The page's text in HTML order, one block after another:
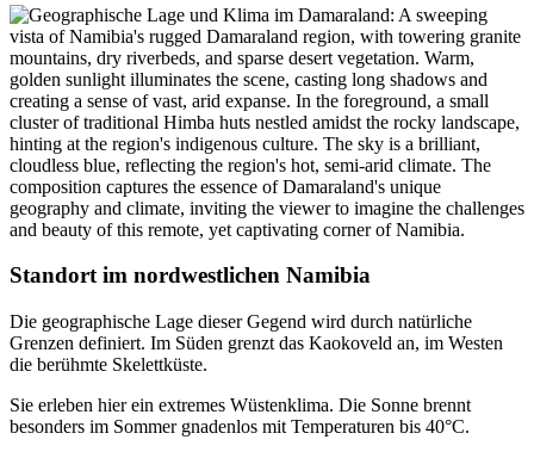
Standort im nordwestlichen Namibia
Die geographische Lage dieser Gegend wird durch natürliche
Grenzen definiert. Im Süden grenzt das Kaokoveld an, im Westen
die berühmte Skelettküste.
Sie erleben hier ein extremes Wüstenklima. Die Sonne brennt
besonders im Sommer gnadenlos mit Temperaturen bis 40°C.